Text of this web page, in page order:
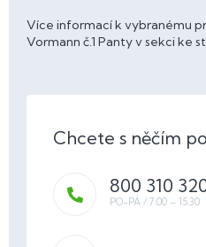
Více informací k vybranému
Vormann č.1 Panty v sekci ke
800 310